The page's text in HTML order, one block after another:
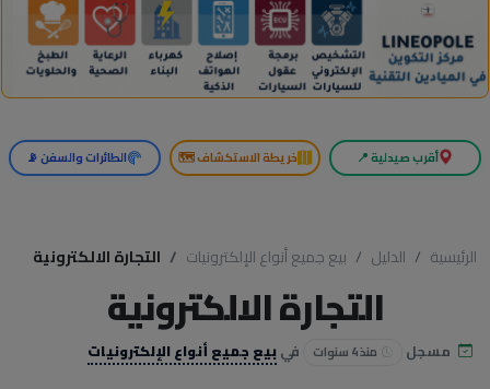
أقرب صيدلية 📍 خريطة الاستكشاف 🗺️ الطائرات والسفن 📡
الرئيسية الدليل بيع جميع أنواع الإلكترونيات التجارة الالكترونية
التجارة الالكترونية
مسجل منذ 4 سنوات فيبيع جميع أنواع الإلكترونيات